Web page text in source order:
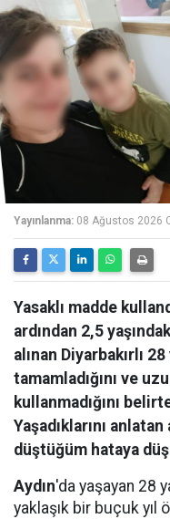
Yayınlanma: 08 Ağustos 2026
Yasaklı madde
ardından 2,5
alınan Diyarbakırlı
tamamladığını ve
kullanmadığını
Yaşadıklarını
düştüğüm hataya
Aydın'da yaşayan 28
yaklaşık bir buçuk yıl